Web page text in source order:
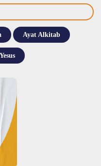
Ayat Alkitab